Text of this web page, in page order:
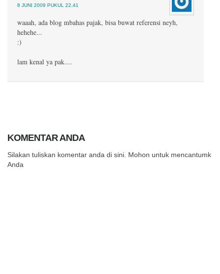
8 JUNI 2009 PUKUL 22.41
waaah, ada blog mbahas pajak, bisa buwat referensi neyh,
hehehe...
:)
lam kenal ya pak....
KOMENTAR ANDA
Silakan tuliskan komentar anda di sini. Mohon untuk
Anda